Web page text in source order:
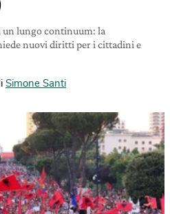
un lungo continuum: la
nuovi diritti per i cittadini e
Simone Santi